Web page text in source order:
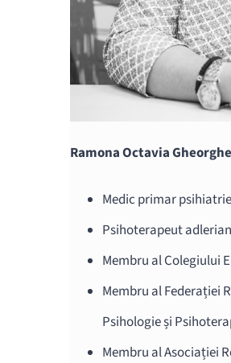
Ramona Octavia Gheorghe
Medic primar
Psihoterapeut adlerian
Membru al Colegiului
Membru al Federației
Psihologie și
Membru al Asociației